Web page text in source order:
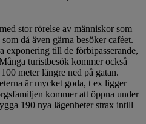
stor rörelse av människor som
då även gärna besöker caféet.
exponering till de förbipasserande,
turistbesök kommer också
meter längre ned på gatan.
är mycket goda, t ex ligger
kommer att öppna under
190 nya lägenheter strax intill